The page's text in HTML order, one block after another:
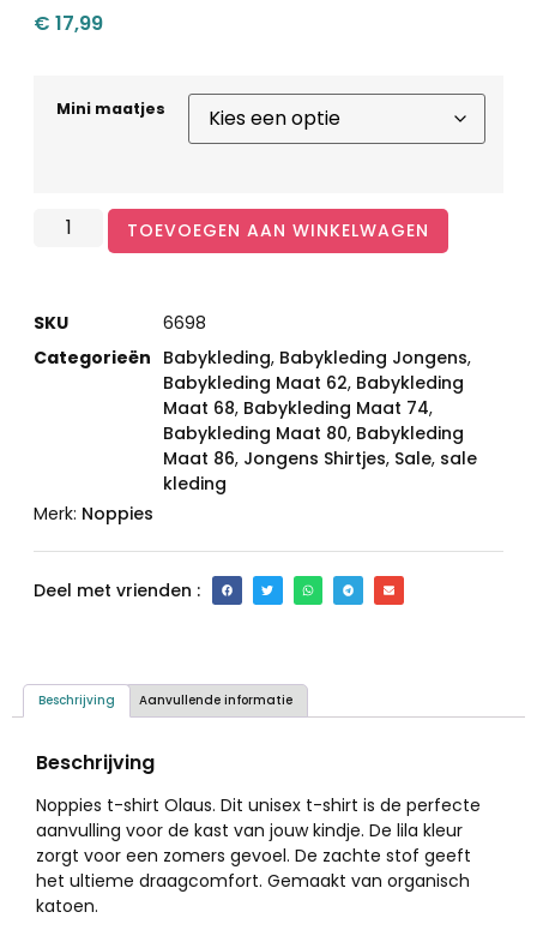
€ 17,99
Mini maatjes
TOEVOEGEN AAN WINKELWAGEN
SKU
6698
Categorieën Babykleding, Babykleding Jongens,
Babykleding Maat 62, Babykleding
Maat 68, Babykleding Maat 74,
Babykleding Maat 80, Babykleding
Maat 86, Jongens Shirtjes, Sale, sale
kleding
Merk: Noppies
Deel met vrienden :
Beschrijving Aanvullende informatie
Beschrijving
Noppies t-shirt Olaus. Dit unisex t-shirt is de perfecte
aanvulling voor de kast van jouw kindje. De lila kleur
zorgt voor een zomers gevoel. De zachte stof geeft
het ultieme draagcomfort. Gemaakt van organisch
katoen.